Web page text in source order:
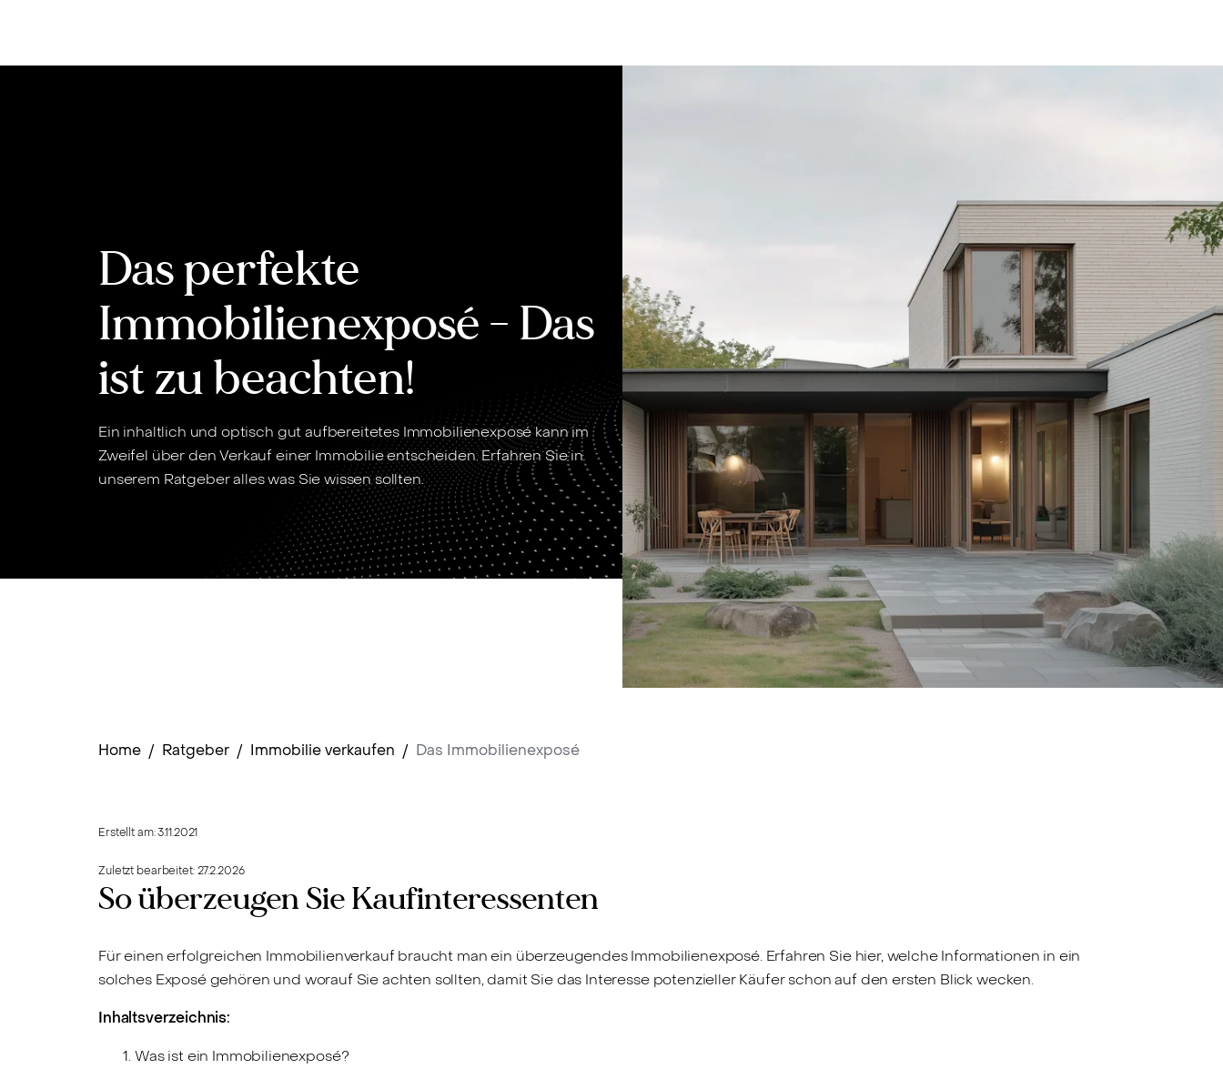
Das perfekte
Immobilienexposé - Das
ist zu beachten!
Ein inhaltlich und optisch gut aufbereitetes Immobilienexposé kann im
Zweifel über den Verkauf einer Immobilie entscheiden. Erfahren Sie in
unserem Ratgeber alles was Sie wissen sollten.
Home / Ratgeber / Immobilie verkaufen / Das Immobilienexposé
Erstellt am:3.11.2021
Zuletzt bearbeitet:27.2.2026
So überzeugen Sie Kaufinteressenten
Für einen erfolgreichen Immobilienverkauf braucht man ein überzeugendes Immobilienexposé. Erfahren Sie hier, welche Informationen in ein
solches Exposé gehören und worauf Sie achten sollten, damit Sie das Interesse potenzieller Käufer schon auf den ersten Blick wecken.
Inhaltsverzeichnis:
Was ist ein Immobilienexposé?